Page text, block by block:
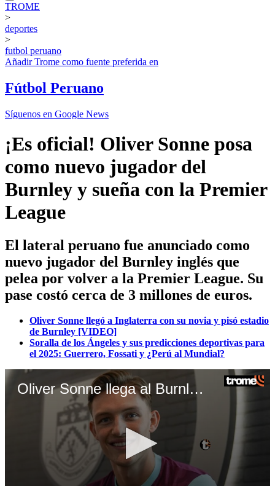
TROME
>
deportes
>
futbol peruano
AñadirTrome como fuente preferida en
Fútbol Peruano
Síguenos en Google News
¡Es oficial! Oliver Sonne posa
como nuevo jugador del
Burnley y sueña con la Premier
League
El lateral peruano fue anunciado como
nuevo jugador del Burnley inglés que
pelea por volver a la Premier League. Su
pase costó cerca de 3 millones de euros.
Oliver Sonne llegó a Inglaterra con su novia y pisó estadio
de Burnley [VIDEO]
Soralla de los Ángeles y sus predicciones deportivas para
el 2025: Guerrero, Fossati y ¿Perú al Mundial?
Oliver Sonne llega al Burnley de Inglaterra